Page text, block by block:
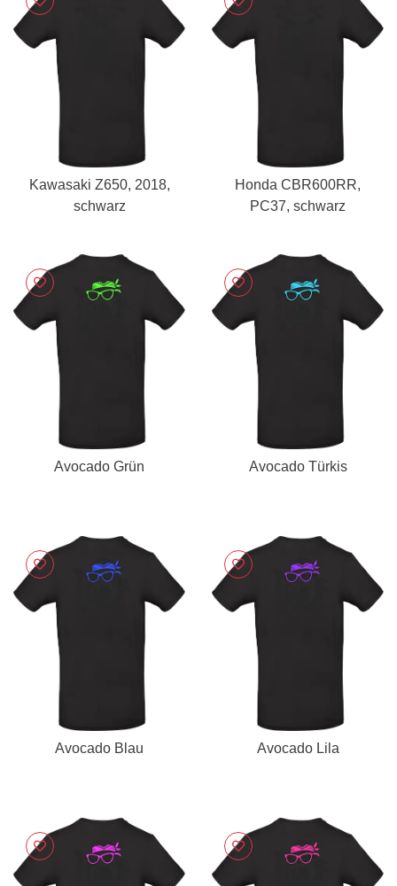
Kawasaki Z650, 2018,
schwarz
Honda CBR600RR,
PC37, schwarz
Avocado Grün Avocado Türkis
Avocado Blau Avocado Lila